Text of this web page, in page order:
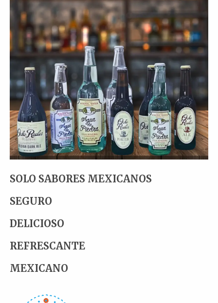
SOLO SABORES MEXICANOS
SEGURO
DELICIOSO
REFRESCANTE
MEXICANO